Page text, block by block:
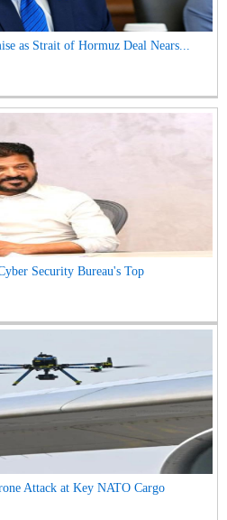
as Strait of Hormuz Deal Nears...
Security Bureau's Top
Attack at Key NATO Cargo